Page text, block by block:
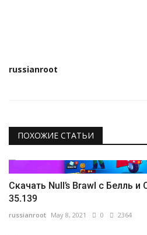
russianroot
ПОХОЖИЕ СТАТЬИ
Скачать Null’s Brawl с Белль
35.139
russianroot May 8, 2021 0 2364